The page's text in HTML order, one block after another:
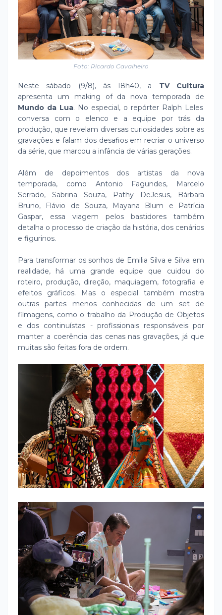
Foto: Ricardo Cavalheiro
Neste sábado (9/8), às 18h40, a TV Cultura
apresenta um making of da nova temporada de
Mundo da Lua. No especial, o repórter Ralph Leles
conversa com o elenco e a equipe por trás da
produção, que revelam diversas curiosidades sobre as
gravações e falam dos desafios em recriar o universo
da série, que marcou a infância de várias gerações.
Além de depoimentos dos artistas da nova
temporada, como Antonio Fagundes, Marcelo
Serrado, Sabrina Souza, Pathy DeJesus, Bárbara
Bruno, Flávio de Souza, Mayana Blum e Patrícia
Gaspar, essa viagem pelos bastidores também
detalha o processo de criação da história, dos cenários
e figurinos.
Para transformar os sonhos de Emilia Silva e Silva em
realidade, há uma grande equipe que cuidou do
roteiro, produção, direção, maquiagem, fotografia e
efeitos gráficos. Mas o especial também mostra
outras partes menos conhecidas de um set de
filmagens, como o trabalho da Produção de Objetos
e dos continuístas - profissionais responsáveis por
manter a coerência das cenas nas gravações, já que
muitas são feitas fora de ordem.